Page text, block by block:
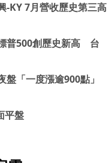
-KY 7月營收歷史第三高
普500創歷史新高 台
「一度漲逾900點」
平盤